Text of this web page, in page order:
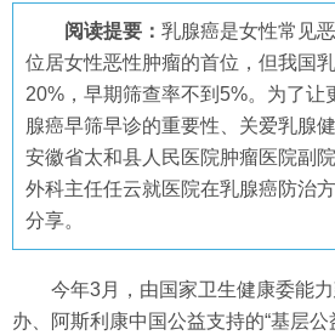
阅读提要： 乳腺癌是女性常见
位居女性恶性肿瘤的首位，但我国
20%，早期筛查率不到5%。为了让
腺癌早筛早诊的重要性、关爱乳腺
安徽省太和县人民医院肿瘤医院副
外科主任任云就医院在乳腺癌防治
分享。
今年3月，由国家卫生健康委能
办、阿斯利康中国公益支持的“基层